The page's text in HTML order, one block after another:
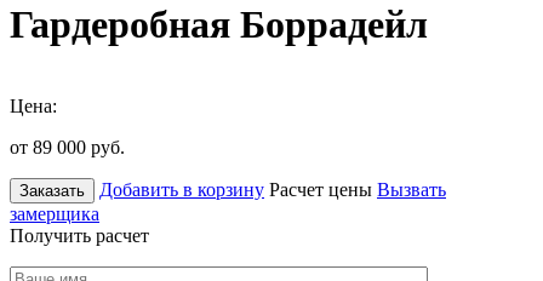
Гардеробная Боррадейл
Цена:
от 89 000 руб.
Заказать Добавить в корзину Расчет цены Вызвать
замерщика
Получить расчет